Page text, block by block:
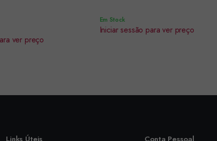
ver preço
Em Stock
Iniciar sessão para ver preço